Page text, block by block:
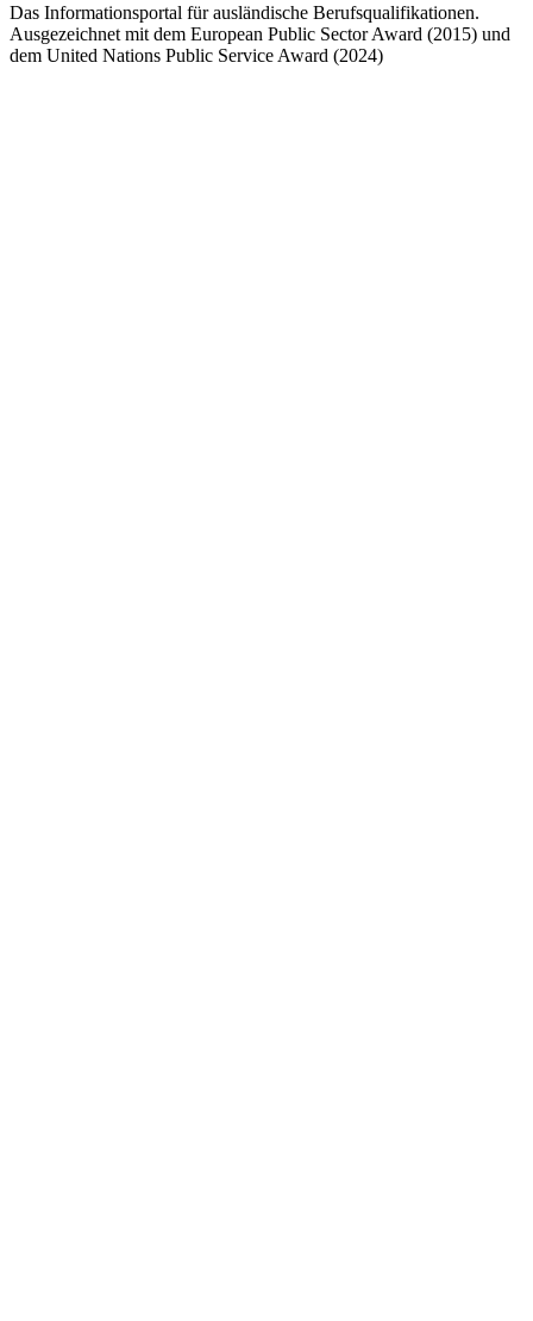
Das Informationsportal für ausländische Berufsqualifikationen.
Ausgezeichnet mit dem European Public Sector Award (2015) und
dem United Nations Public Service Award (2024)